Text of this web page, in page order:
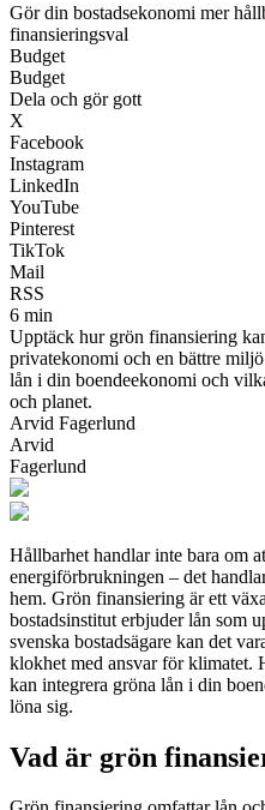
Gör din bostadsekonomi mer
finansieringsval
Budget
Budget
Dela och gör gott
X
Facebook
Instagram
LinkedIn
YouTube
Pinterest
TikTok
Mail
RSS
6 min
Upptäck hur grön finansiering
privatekonomi och en bättre
lån i din boendeekonomi och
och planet.
Arvid Fagerlund
Arvid
Fagerlund
Hållbarhet handlar inte bara om
energiförbrukningen – det
hem. Grön finansiering är ett
bostadsinstitut erbjuder lån som
svenska bostadsägare kan det
klokhet med ansvar för klimatet.
kan integrera gröna lån i din
löna sig.
Vad är grön